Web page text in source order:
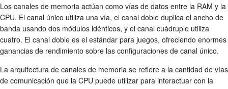
Los canales de memoria actúan como vías de datos entre la RAM y la
CPU. El canal único utiliza una vía, el canal doble duplica el ancho de
banda usando dos módulos idénticos, y el canal cuádruple utiliza
cuatro. El canal doble es el estándar para juegos, ofreciendo enormes
ganancias de rendimiento sobre las configuraciones de canal único.
La arquitectura de canales de memoria se refiere a la cantidad de vías
de comunicación que la CPU puede utilizar para interactuar con la